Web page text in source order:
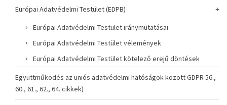
Európai Adatvédelmi Testület (EDPB)
Európai Adatvédelmi Testület iránymutatásai
Európai Adatvédelmi Testület vélemények
Európai Adatvédelmi Testület kötelező erejű döntések
Együttműködés az uniós adatvédelmi hatóságok között GDPR 56.,
60., 61., 62., 64. cikkek)